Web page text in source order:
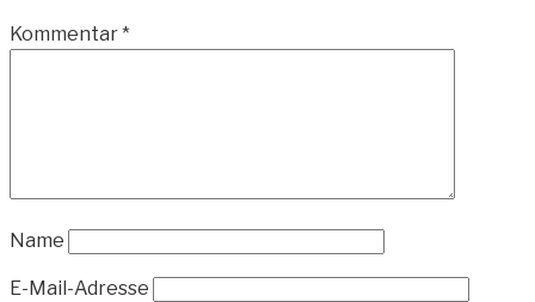
Kommentar*
Name
E-Mail-Adresse